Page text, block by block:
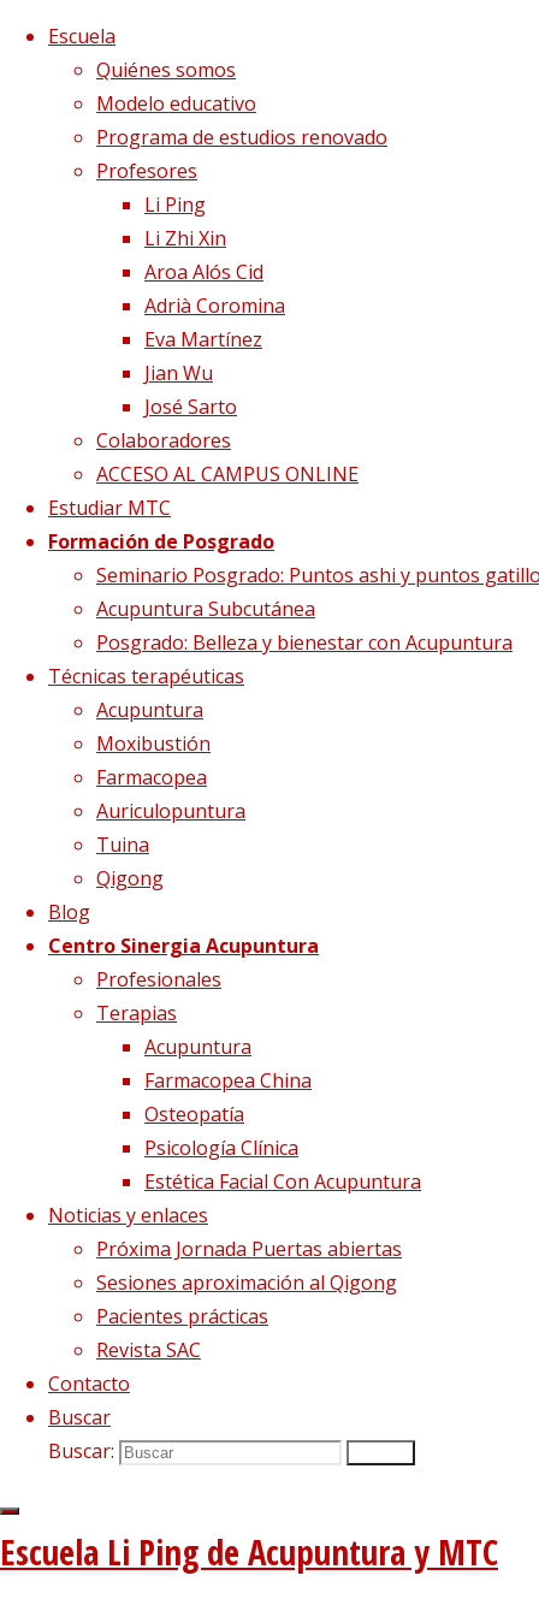
Saltar al contenido
Escuela
Quiénes somos
Modelo educativo
Programa de estudios renovado
Profesores
Li Ping
Li Zhi Xin
Aroa Alós Cid
Adrià Coromina
Eva Martínez
Jian Wu
José Sarto
Colaboradores
ACCESO AL CAMPUS ONLINE
Estudiar MTC
Formación de Posgrado
Seminario Posgrado: Puntos ashi y puntos
Acupuntura Subcutánea
Posgrado: Belleza y bienestar con Acupuntura
Técnicas terapéuticas
Acupuntura
Moxibustión
Farmacopea
Auriculopuntura
Tuina
Qigong
Blog
Centro Sinergia Acupuntura
Profesionales
Terapias
Acupuntura
Farmacopea China
Osteopatía
Psicología Clínica
Estética Facial Con Acupuntura
Noticias y enlaces
Próxima Jornada Puertas abiertas
Sesiones aproximación al Qigong
Pacientes prácticas
Revista SAC
Contacto
Buscar
Buscar:
Escuela Li Ping de Acupuntura y MTC
Página de InicioBlog
Pasiones: la
inquietud
15 abril, 201819 abril, 2018
ansiedad,inquietud
¿Quieres compartirlo?
PASIONES: LA
INQUIETUD
En la cultura china, las
son un don con el que el cielo bendice al ser
buscar o de rechazar, de amar o de huir, de